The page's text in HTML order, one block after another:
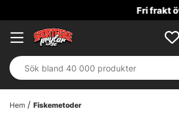
Fri frakt över 699 kr!
Hem Fiskemetoder